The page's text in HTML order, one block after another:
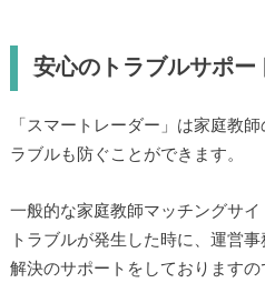
安心のトラブルサポー
「スマートレーダー」は家庭教
ラブルも防ぐことができます。
一般的な家庭教師マッチングサ
トラブルが発生した時に、運営
解決のサポートをしております